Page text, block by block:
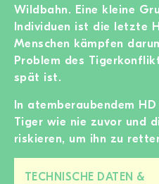
Wildbahn. Eine kleine
Individuen ist die letzte
Menschen kämpfen
Problem des
spät ist.
In atemberaubendem
Tiger wie nie zuvor und
riskieren, um ihn zu
TECHNISCHE DATEN &